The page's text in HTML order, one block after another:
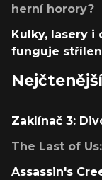
herní horory?
Kulky, lasery i
funguje
Zaklínač 3:
The Last of
Assassin's